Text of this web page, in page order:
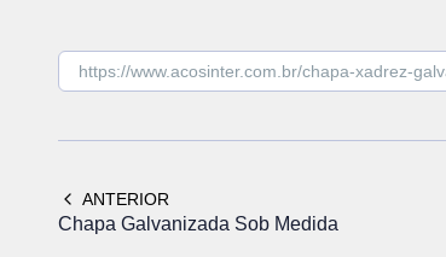
ANTERIOR
Chapa Galvanizada Sob Medida